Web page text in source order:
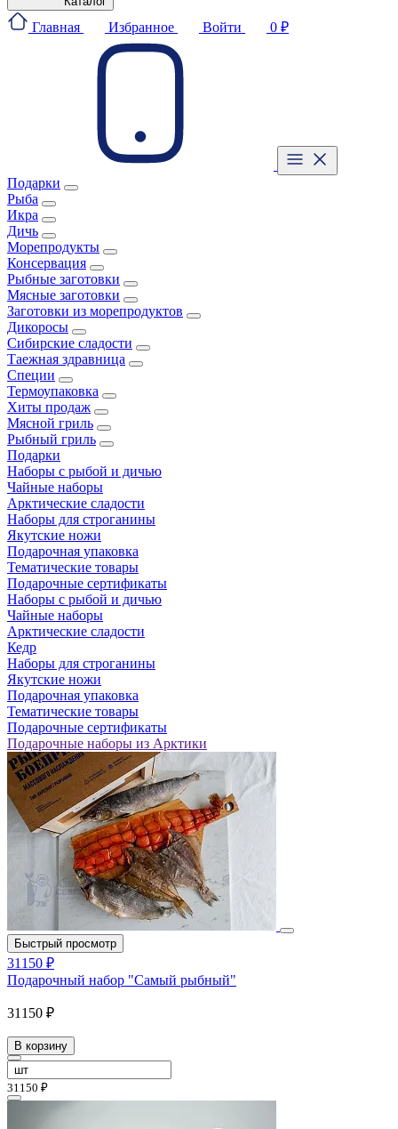
Главная Избранное Войти 0 ₽
Подарки
Рыба
Икра
Дичь
Морепродукты
Консервация
Рыбные заготовки
Мясные заготовки
Заготовки из морепродуктов
Дикоросы
Сибирские сладости
Таежная здравница
Специи
Термоупаковка
Хиты продаж
Мясной гриль
Рыбный гриль
Подарки
Наборы с рыбой и дичью
Чайные наборы
Арктические сладости
Наборы для строганины
Якутские ножи
Подарочная упаковка
Тематические товары
Подарочные сертификаты
Наборы с рыбой и дичью
Чайные наборы
Арктические сладости
Кедр
Наборы для строганины
Якутские ножи
Подарочная упаковка
Тематические товары
Подарочные сертификаты
Подарочные наборы из Арктики
Быстрый просмотр
31150 ₽
Подарочный набор "Самый рыбный"
31150 ₽
В корзину
31150 ₽